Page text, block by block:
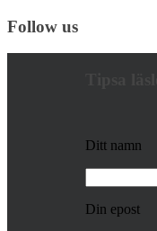
Follow us
Ditt namn
Din epost